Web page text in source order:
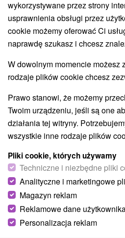
Opinii Google
ánska dolina
032 03 Liptovský Ján - kúpeleN
E
Region turystyczny
wykorzystywane przez strony
usprawnienia obsługi przez
cookie możemy oferować Ci
naprawdę szukasz i chcesz
W dowolnym momencie możesz
rodzaje plików cookie chcesz
Prawo stanowi, że możemy
Twoim urządzeniu, jeśli są one
działania tej witryny.
wszystkie inne rodzaje plików
Pliki cookie, których używamy
Techniczne i niezbędne pliki
Analityczne i marketingowe
Magazyn reklam
Reklamowe dane
Personalizacja reklam